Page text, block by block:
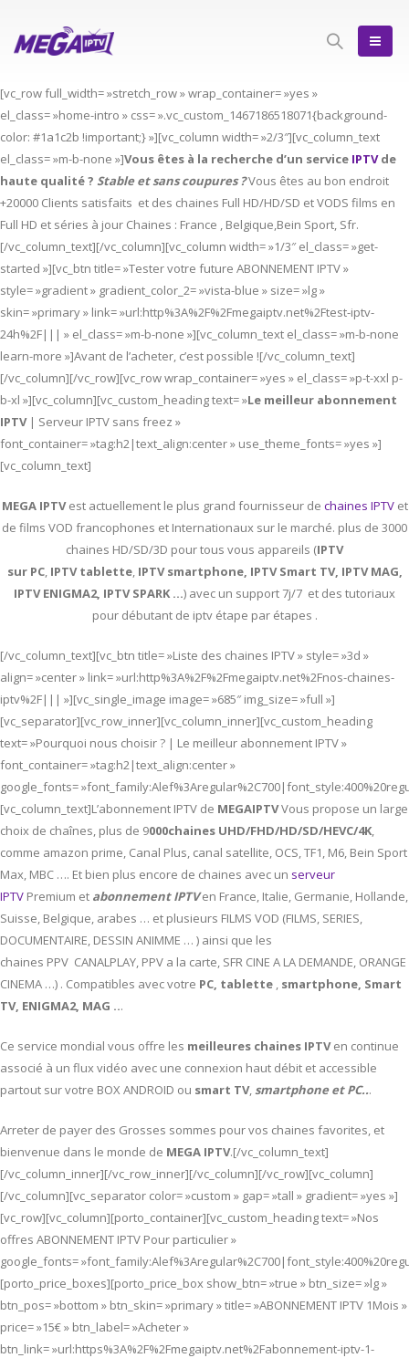
[vc_row full_width= »stretch_row » wrap_container= »yes »
el_class= »home-intro » css= ».vc_custom_1467186518071{background-
color: #1a1c2b !important;} »][vc_column width= »2/3″][vc_column_text
el_class= »m-b-none »]Vous êtes à la recherche d’un service IPTVde
haute qualité ? Stable et sans coupures ?Vous êtes au bon endroit
+20000 Clients satisfaits et des chaines Full HD/HD/SD et VODS films en
Full HD et séries à jour Chaines : France , Belgique,Bein Sport, Sfr.
[/vc_column_text][/vc_column][vc_column width= »1/3″ el_class= »get-
started »][vc_btn title= »Tester votre future ABONNEMENT IPTV »
style= »gradient » gradient_color_2= »vista-blue » size= »lg »
skin= »primary » link= »url:http%3A%2F%2Fmegaiptv.net%2Ftest-iptv-
24h%2F||| » el_class= »m-b-none »][vc_column_text el_class= »m-b-none
learn-more »]Avant de l’acheter, c’est possible ![/vc_column_text]
[/vc_column][/vc_row][vc_row wrap_container= »yes » el_class= »p-t-xxl p-
b-xl »][vc_column][vc_custom_heading text= »Le meilleur abonnement
IPTV | Serveur IPTV sans freez »
font_container= »tag:h2|text_align:center » use_theme_fonts= »yes »]
[vc_column_text]
MEGA IPTVest actuellement le plus grand fournisseur de chaines IPTVet
de films VOD francophones et Internationaux sur le marché. plus de 3000
chaines HD/SD/3D pour tous vous appareils (IPTV
sur PC, IPTVtablette, IPTVsmartphone, IPTV Smart TV, IPTV MAG,
IPTV ENIGMA2, IPTV SPARK …) avec un support 7j/7 et des tutoriaux
pour débutant de iptv étape par étapes .
[/vc_column_text][vc_btn title= »Liste des chaines IPTV » style= »3d »
align= »center » link= »url:http%3A%2F%2Fmegaiptv.net%2Fnos-chaines-
iptv%2F||| »][vc_single_image image= »685″ img_size= »full »]
[vc_separator][vc_row_inner][vc_column_inner][vc_custom_heading
text= »Pourquoi nous choisir ? | Le meilleur abonnement IPTV »
font_container= »tag:h2|text_align:center »
google_fonts=
[vc_column_text]L’abonnement IPTV de MEGAIPTVVous propose un large
choix de chaînes, plus de 9000chaines UHD/FHD/HD/SD/HEVC/4K,
comme amazon prime, Canal Plus, canal satellite, OCS, TF1, M6, Bein Sport
Max, MBC …. Et bien plus encore de chaines avec un serveur
IPTV Premium et abonnement IPTVen France, Italie, Germanie, Hollande,
Suisse, Belgique, arabes … et plusieurs FILMS VOD (FILMS, SERIES,
DOCUMENTAIRE, DESSIN ANIMME … ) ainsi que les
chaines PPV CANALPLAY, PPV a la carte, SFR CINE A LA DEMANDE, ORANGE
CINEMA …) . Compatibles avec votre PC, tablette , smartphone, Smart
TV, ENIGMA2, MAG ...
Ce service mondial vous offre les meilleures chaines IPTVen continue
associé à un flux vidéo avec une connexion haut débit et accessible
partout sur votre BOX ANDROID ou smart TV,smartphone et PC...
Arreter de payer des Grosses sommes pour vos chaines favorites, et
bienvenue dans le monde de MEGA IPTV.[/vc_column_text]
[/vc_column_inner][/vc_row_inner][/vc_column][/vc_row][vc_column]
[/vc_column][vc_separator color= »custom » gap= »tall » gradient= »yes »]
[vc_row][vc_column][porto_container][vc_custom_heading text= »Nos
offres ABONNEMENT IPTV Pour particulier »
google_fonts=
[porto_price_boxes][porto_price_box show_btn= »true » btn_size= »lg »
btn_pos= »bottom » btn_skin= »primary » title= »ABONNEMENT IPTV 1Mois »
price= »15€ » btn_label= »Acheter »
btn_link= »url:https%3A%2F%2Fmegaiptv.net%2Fabonnement-iptv-1-